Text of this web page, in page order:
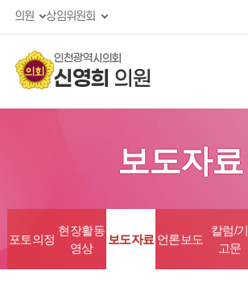
의원 상임위원회
인천광역시의회
신영희 의원
보도자료
포토의정
현장활동
영상
보도자료 언론보도
칼럼/기
고문